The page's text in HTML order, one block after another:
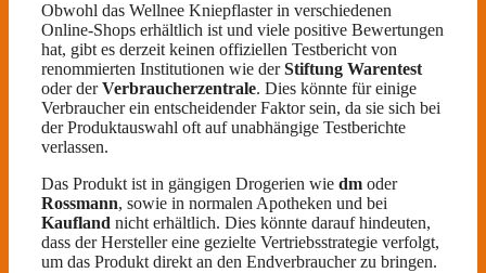
Obwohl das Wellnee Kniepflaster in verschiedenen
Online-Shops erhältlich ist und viele positive Bewertungen
hat, gibt es derzeit keinen offiziellen Testbericht von
renommierten Institutionen wie derStiftung Warentest
oder derVerbraucherzentrale. Dies könnte für einige
Verbraucher ein entscheidender Faktor sein, da sie sich bei
der Produktauswahl oft auf unabhängige Testberichte
verlassen.
Das Produkt ist in gängigen Drogerien wie dm oder
Rossmann, sowie in normalen Apotheken und bei
Kaufland nicht erhältlich. Dies könnte darauf hindeuten,
dass der Hersteller eine gezielte Vertriebsstrategie verfolgt,
um das Produkt direkt an den Endverbraucher zu bringen.